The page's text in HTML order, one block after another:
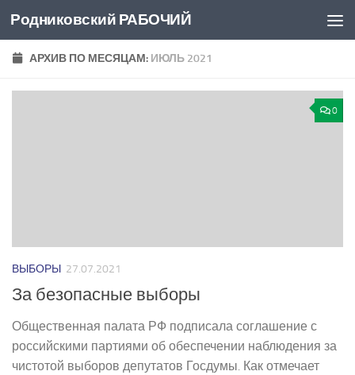
Перейти к содержимому
Родниковский РАБОЧИЙ
АРХИВ ПО МЕСЯЦАМ: ИЮЛЬ 2021
0
ВЫБОРЫ 27.07.2021
За безопасные выборы
Общественная палата РФ подписала соглашение с
российскими партиями об обеспечении наблюдения за
чистотой выборов депутатов Госдумы. Как отмечает